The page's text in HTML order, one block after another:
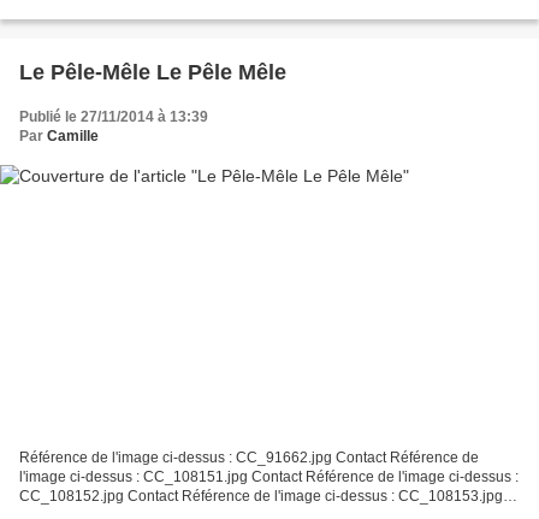
Le Pêle-Mêle Le Pêle Mêle
Publié le 27/11/2014 à 13:39
Par Camille
Référence de l'image ci-dessus : CC_91662.jpg Contact Référence de
l'image ci-dessus : CC_108151.jpg Contact Référence de l'image ci-dessus :
CC_108152.jpg Contact Référence de l'image ci-dessus : CC_108153.jpg